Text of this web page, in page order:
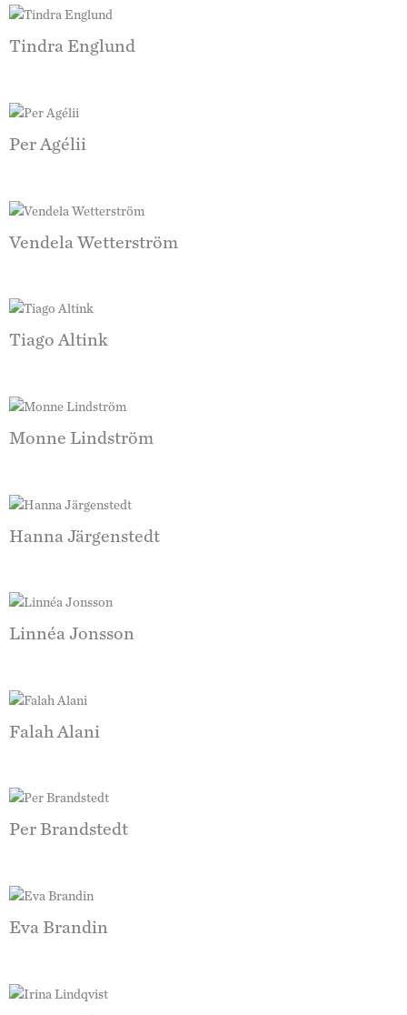
Tindra Englund
Per Agélii
Vendela Wetterström
Tiago Altink
Monne Lindström
Hanna Järgenstedt
Linnéa Jonsson
Falah Alani
Per Brandstedt
Eva Brandin